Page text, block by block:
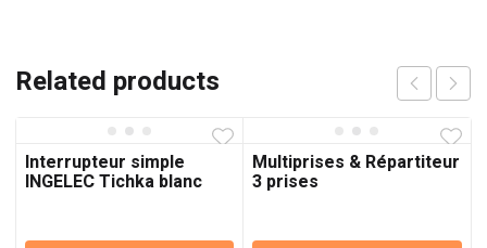
Related products
Interrupteur simple
INGELEC Tichka blanc
Multiprises & Répartiteur
3 prises